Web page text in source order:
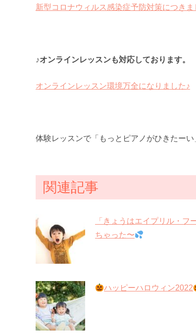
新型コロナウィルス感染症予防対策につきま
♪オンラインレッスンも対応しております。
オンラインレッスン環境万全になりました♪
体験レッスンで「もっとピアノがひきたー
関連記事
「きょうはエイプリル・フ
ちゃった〜
ハッピーハロウィン2022